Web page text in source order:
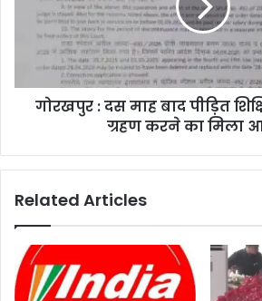
गोरखपुर : दस माह बाद पीड़ित
ग्रहण करने का मिला
Related Articles